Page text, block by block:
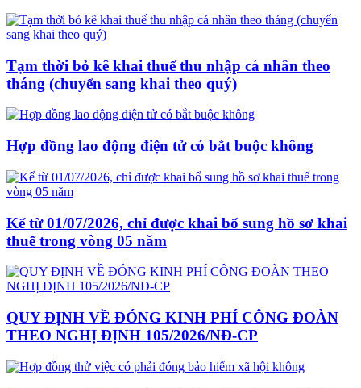
Tạm thời bỏ kê khai thuế thu nhập cá nhân theo
tháng (chuyển sang khai theo quý)
Hợp đồng lao động điện tử có bắt buộc không
Kể từ 01/07/2026, chỉ được khai bổ sung hồ sơ khai
thuế trong vòng 05 năm
QUY ĐỊNH VỀ ĐÓNG KINH PHÍ CÔNG ĐOÀN
THEO NGHỊ ĐỊNH 105/2026/NĐ-CP